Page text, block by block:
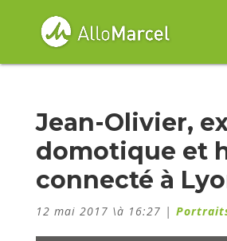
Jean-Olivier,
domotique et
connecté à
12 mai 2017 \à 16:27 |